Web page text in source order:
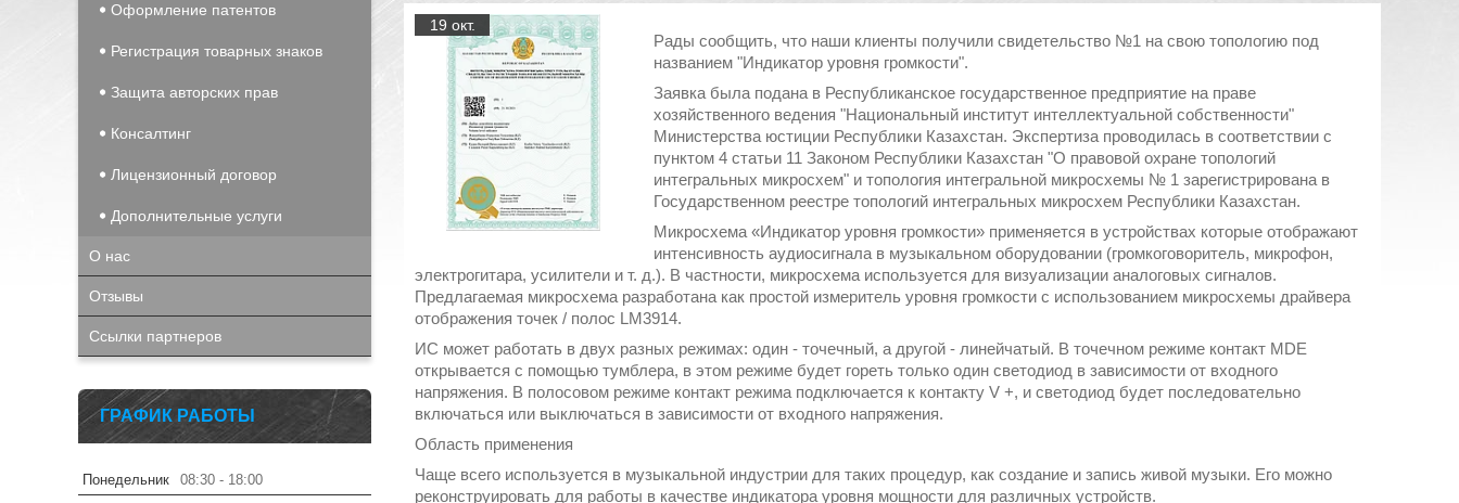
19 окт.
Рады сообщить, что наши клиенты получили свидетельство №1 на свою топологию под
названием "Индикатор уровня громкости".
Заявка была подана в Республиканское государственное предприятие на праве
хозяйственного ведения "Национальный институт интеллектуальной собственности"
Министерства юстиции Республики Казахстан. Экспертиза проводилась в соответствии с
пунктом 4 статьи 11 Законом Республики Казахстан "О правовой охране топологий
интегральных микросхем" и топология интегральной микросхемы № 1 зарегистрирована в
Государственном реестре топологий интегральных микросхем Республики Казахстан.
Микросхема «Индикатор уровня громкости» применяется в устройствах которые отображают
интенсивность аудиосигнала в музыкальном оборудовании (громкоговоритель, микрофон,
электрогитара, усилители и т. д.). В частности, микросхема используется для визуализации аналоговых сигналов.
Предлагаемая микросхема разработана как простой измеритель уровня громкости с использованием микросхемы драйвера
отображения точек / полос LM3914.
ИС может работать в двух разных режимах: один - точечный, а другой - линейчатый. В точечном режиме контакт MDE
открывается с помощью тумблера, в этом режиме будет гореть только один светодиод в зависимости от входного
напряжения. В полосовом режиме контакт режима подключается к контакту V +, и светодиод будет последовательно
включаться или выключаться в зависимости от входного напряжения.
Область применения
Чаще всего используется в музыкальной индустрии для таких процедур, как создание и запись живой музыки. Его можно
реконструировать для работы в качестве индикатора уровня мощности для различных устройств.
Оформление патентов
Регистрация товарных знаков
Защита авторских прав
Консалтинг
Лицензионный договор
Дополнительные услуги
О нас
Отзывы
Ссылки партнеров
ГРАФИК РАБОТЫ
Понедельник 08:30
18:00